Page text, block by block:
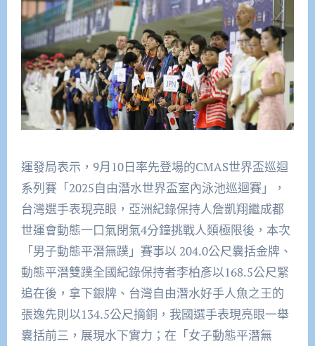
運發局表示，9月10日率先登場的CMAS世界盃巡迴
系列賽「2025自由潛水世界盃室內泳池巡迴賽」，
台灣選手表現亮眼，亞洲紀錄保持人詹凱翔繼成都
世運會動態一口氣閉氣4分鐘挑戰人類極限後，本次
「男子動態平潛無蹼」賽事以 204.0公尺囊括金牌、
動態平潛雙蹼全國紀錄保持者李柏彥以168.5公尺緊
追在後，拿下銀牌、台灣自由潛水好手人魚之王的
張逸先則以134.5公尺摘銅，我國選手表現亮眼一舉
囊括前三，展現水下實力；在「女子動態平潛無